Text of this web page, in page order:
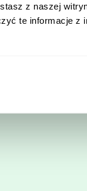
z naszej
te informacje z
Od